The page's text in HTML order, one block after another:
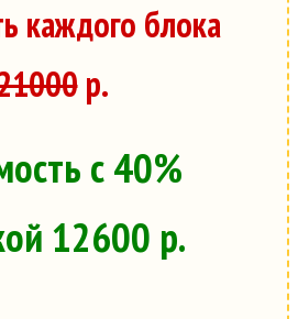
каждого блока
р.
с 40%
12600 р.